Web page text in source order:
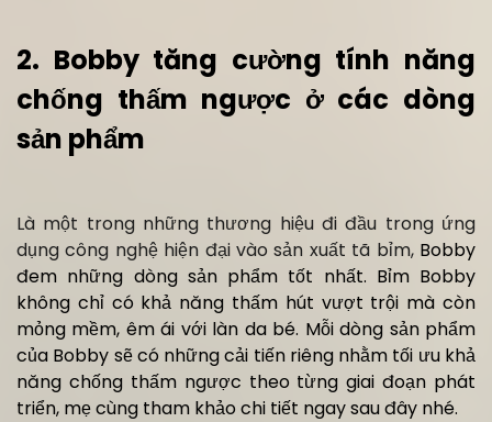
2. Bobby tăng cường tính năng
chống thấm ngược ở các dòng
sản phẩm
Là một trong những thương hiệu đi đầu trong ứng
dụng công nghệ hiện đại vào sản xuất tã bỉm, Bobby
đem những dòng sản phẩm tốt nhất. Bỉm Bobby
không chỉ có khả năng thấm hút vượt trội mà còn
mỏng mềm, êm ái với làn da bé. Mỗi dòng sản phẩm
của Bobby sẽ có những cải tiến riêng nhằm tối ưu khả
năng chống thấm ngược theo từng giai đoạn phát
triển, mẹ cùng tham khảo chi tiết ngay sau đây nhé.